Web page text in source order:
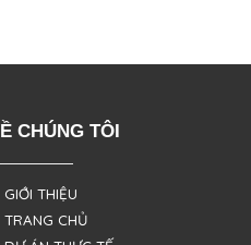
CHÚNG TÔI
THIỆU
CHỦ